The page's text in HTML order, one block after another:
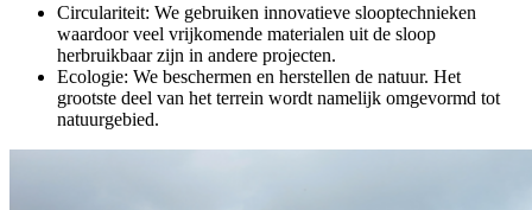
Circulariteit: We gebruiken innovatieve slooptechnieken
waardoor veel vrijkomende materialen uit de sloop
herbruikbaar zijn in andere projecten.
Ecologie: We beschermen en herstellen de natuur. Het
grootste deel van het terrein wordt namelijk omgevormd tot
natuurgebied.